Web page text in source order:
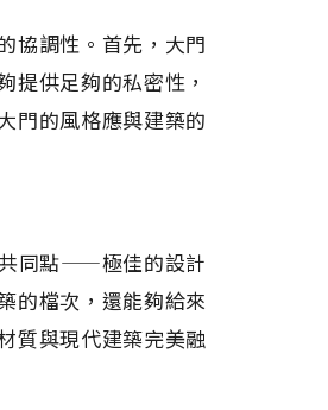
協調性。首先，大門
提供足夠的私密性，
門的風格應與建築的
共同點——極佳的設計
的檔次，還能夠給來
質與現代建築完美融